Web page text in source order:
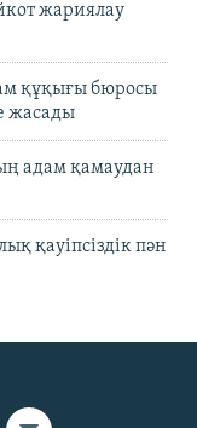
жариялау
құқығы бюросы
жасады
адам қамаудан
қауіпсіздік пән